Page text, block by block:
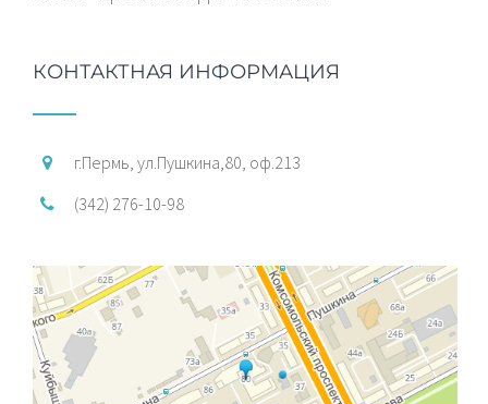
КОНТАКТНАЯ ИНФОРМАЦИЯ
г.Пермь, ул.Пушкина,80, оф.213
(342) 276-10-98